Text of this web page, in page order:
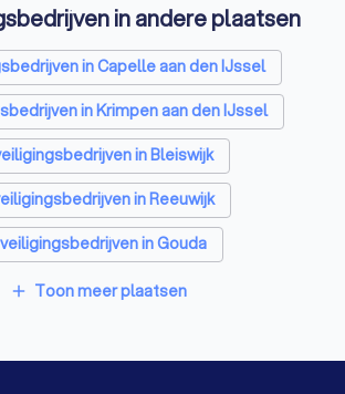
in Nieuwerkerk aan den IJssel
in Nieuwerkerk aan den IJssel
in Nieuwerkerk aan den IJssel
in Nieuwerkerk aan den IJssel
in andere plaatsen
in Capelle aan den IJssel
in Krimpen aan den IJssel
in Bleiswijk
in Reeuwijk
in Gouda
in Bergschenhoek
add Toon meer plaatsen